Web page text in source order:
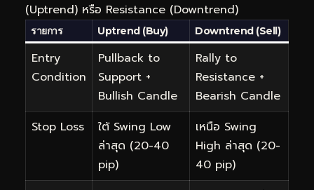
(Uptrend) หรือ Resistance (Downtrend)
รายการ Uptrend (Buy) Downtrend (Sell)
Entry
Condition
Pullback to
Support +
Bullish Candle
Rally to
Resistance +
Bearish Candle
Stop Loss
ใต้ Swing Low
ล่าสุด (20-40
pip)
เหนือ Swing
High ล่าสุด (20-
40 pip)